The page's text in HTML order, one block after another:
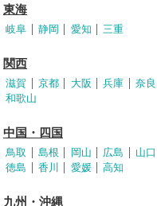
東海
岐阜 静岡 愛知 三重
関西
滋賀 京都 大阪 兵庫
奈良
和歌山
中国・四国
鳥取 島根 岡山 広島
山口
徳島
香川 愛媛 高知
九州・沖縄